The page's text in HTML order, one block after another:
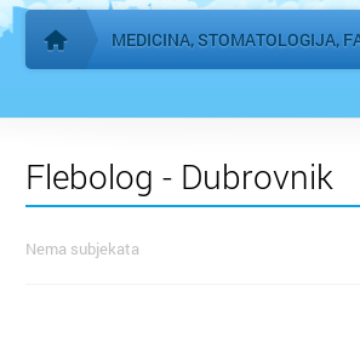
Početna stranica
MEDICINA, STOMATOLOGIJA,
Flebolog - Dubrovnik
Nema subjekata